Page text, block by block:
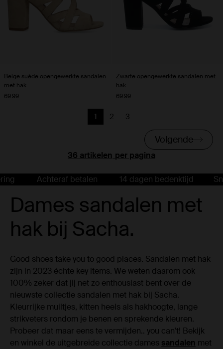
Beige suède opengewerkte sandalen
met hak
69.99
Zwarte opengewerkte sandalen met
hak
69.99
per pagina
Huidige pagina
1
Vorige
2
Vorige
3
Volgende
Achteraf betalen 14 dagen bedenktijd Snelle
Dames sandalen met
hak bij Sacha.
Good shoes take you to good places. Sandalen met hak
zijn in 2023 échte key items. We weten daarom ook
100% zeker dat jij net zo enthousiast bent over de
nieuwste collectie sandalen met hak bij Sacha.
Kleurrijke muiltjes, kitten heels als hakhoogte, lange
strikveters rondom je benen en sprekende kleuren.
Probeer dat maar eens te vermijden.. you can't! Bekijk
en winkel de uitgebreide collectie dames sandalen met